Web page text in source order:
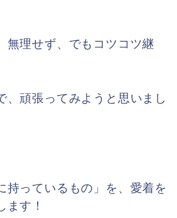
無理せず、でもコツコツ継
、頑張ってみようと思いまし
持っているもの」を、愛着を
ます！